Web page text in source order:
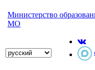
Министерство
МО